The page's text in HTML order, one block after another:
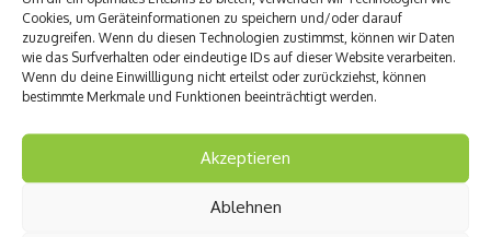
Cookies, um Geräteinformationen zu speichern und/oder darauf
zuzugreifen. Wenn du diesen Technologien zustimmst, können wir Daten
wie das Surfverhalten oder eindeutige IDs auf dieser Website verarbeiten.
Wenn du deine Einwillligung nicht erteilst oder zurückziehst, können
bestimmte Merkmale und Funktionen beeinträchtigt werden.
Akzeptieren
Ablehnen
Christine Bielecki über ihr Buch „Yoga Power“
– Kraft trifft Achtsamkeit